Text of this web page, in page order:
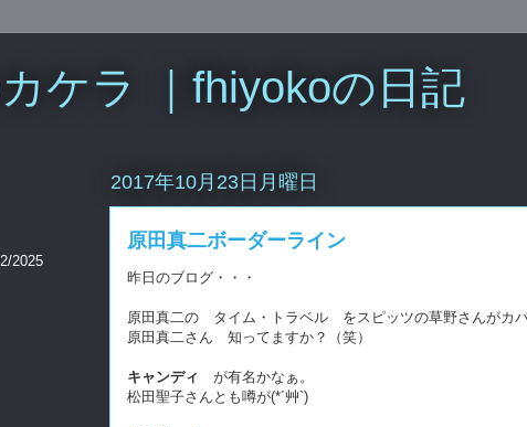
ケラ ｜fhiyokoの日記
2017年10月23日月曜日
原田真二ボーダーライン
昨日のブログ・・・
原田真二の タイム・トラベル をスピッツの草野さんがカ
原田真二さん 知ってますか？（笑）
キャンディ が有名かなぁ。
松田聖子さんとも噂が(*´艸`)
2025